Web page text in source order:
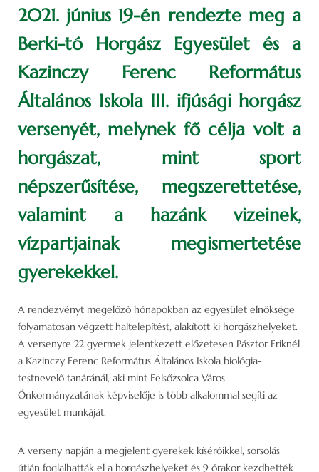
2021. június 19-én rendezte meg a
Berki-tó Horgász Egyesület és a
Kazinczy Ferenc Református
Általános Iskola III. ifjúsági horgász
versenyét, melynek fő célja volt a
horgászat, mint sport
népszerűsítése, megszerettetése,
valamint a hazánk vizeinek,
vízpartjainak megismertetése
gyerekekkel.
A rendezvényt megelőző hónapokban az egyesület elnöksége
folyamatosan végzett haltelepítést, alakított ki horgászhelyeket.
A versenyre 22 gyermek jelentkezett előzetesen Pásztor Eriknél
a Kazinczy Ferenc Református Általános Iskola biológia-
testnevelő tanáránál, aki mint Felsőzsolca Város
Önkormányzatának képviselője is több alkalommal segíti az
egyesület munkáját.
A verseny napján a megjelent gyerekek kísérőikkel, sorsolás
útján foglalhatták el a horgászhelyeket és 9 órakor kezdhették